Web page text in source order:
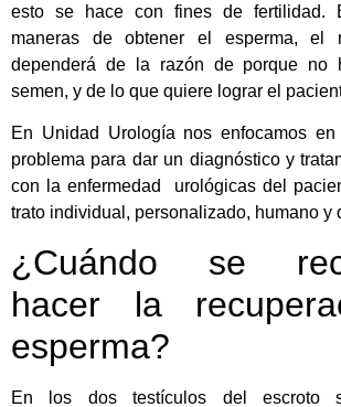
esto se hace con fines de fertilidad.
maneras de obtener el esperma, el
dependerá de la razón de porque no
semen, y de lo que quiere lograr el
En Unidad Urología nos enfocamos en
problema para dar un diagnóstico y
con la enfermedad urológicas del
trato individual, personalizado, humano y
¿Cuándo se
hacer la
esperma?
En los dos testículos del escroto